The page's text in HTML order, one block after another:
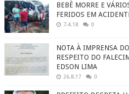
BEBÊ MORRE E
FERIDOS EM
7.4.18 0
NOTA À IMPRENSA
RESPEITO DO
EDSON LIMA
26.8.17 0